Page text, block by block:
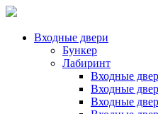
Входные двери
Бункер
Лабиринт
Входные
Входные
Входные